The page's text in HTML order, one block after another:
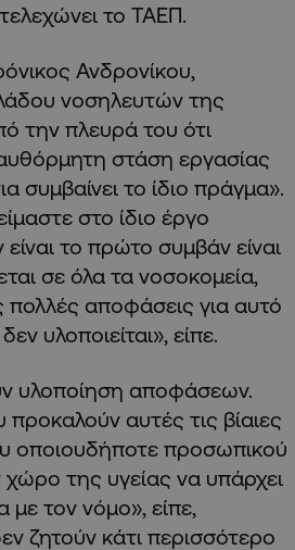
το ΤΑΕΠ.
Ανδρονίκου,
νοσηλευτών της
την πλευρά του ότι
στάση εργασίας
συμβαίνει το ίδιο πράγμα».
στο ίδιο έργο
το πρώτο συμβάν είναι
σε όλα τα νοσοκομεία,
πολλές αποφάσεις για αυτό
υλοποιείται», είπε.
υλοποίηση αποφάσεων.
αυτές τις βίαιες
οποιουδήποτε προσωπικού
χώρο της υγείας να υπάρχει
με τον νόμο», είπε,
ζητούν κάτι περισσότερο